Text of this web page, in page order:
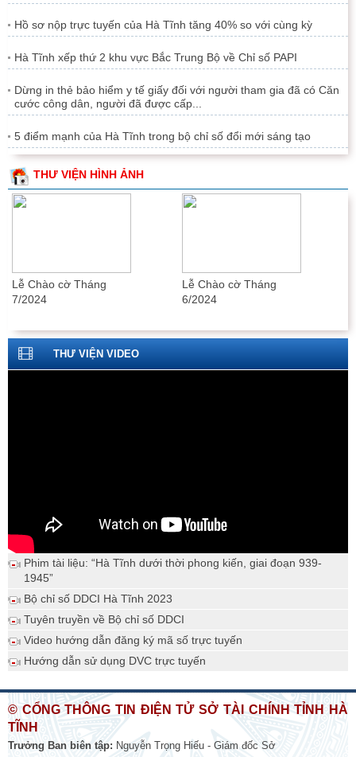
Hồ sơ nộp trực tuyến của Hà Tĩnh tăng 40% so với cùng kỳ
Hà Tĩnh xếp thứ 2 khu vực Bắc Trung Bộ về Chỉ số PAPI
Dừng in thẻ bảo hiểm y tế giấy đối với người tham gia đã có Căn
cước công dân, người đã được cấp...
5 điểm mạnh của Hà Tĩnh trong bộ chỉ số đổi mới sáng tạo
THƯ VIỆN HÌNH ẢNH
Lễ Chào cờ Tháng
7/2024
Lễ Chào cờ Tháng
6/2024
THƯ VIỆN VIDEO
Phim tài liệu: “Hà Tĩnh dưới thời phong kiến, giai đoạn 939-
1945”
Bộ chỉ số DDCI Hà Tĩnh 2023
Tuyên truyền về Bộ chỉ số DDCI
Video hướng dẫn đăng ký mã số trực tuyến
Hướng dẫn sử dụng DVC trực tuyến
© CỔNG THÔNG TIN ĐIỆN TỬ SỞ TÀI CHÍNH TỈNH HÀ
TĨNH
Trưởng Ban biên tập: Nguyễn Trọng Hiếu - Giám đốc Sở